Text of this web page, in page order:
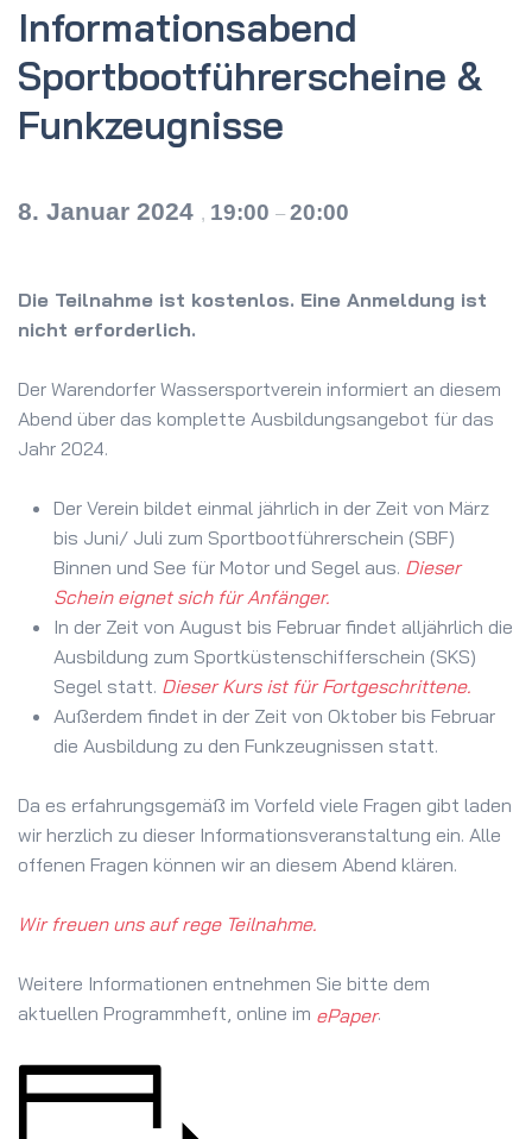
Informations­abend
Sportboot­führerscheine &
Funkzeugnisse
8. Januar 2024 , 19:00 – 20:00
Die Teilnahme ist kostenlos. Eine Anmeldung ist
nicht erforderlich.
Der Warendorfer Wassersportverein informiert an diesem
Abend über das komplette Ausbildungsangebot für das
Jahr 2024.
Der Verein bildet einmal jährlich in der Zeit von März
bis Juni/ Juli zum Sportbootführerschein (SBF)
Binnen und See für Motor und Segel aus. Dieser
Schein eignet sich für Anfänger.
In der Zeit von August bis Februar findet alljährlich die
Ausbildung zum Sportküstenschifferschein (SKS)
Segel statt. Dieser Kurs ist für Fortgeschrittene.
Außerdem findet in der Zeit von Oktober bis Februar
die Ausbildung zu den Funkzeugnissen statt.
Da es erfahrungsgemäß im Vorfeld viele Fragen gibt laden
wir herzlich zu dieser Informationsveranstaltung ein. Alle
offenen Fragen können wir an diesem Abend klären.
Wir freuen uns auf rege Teilnahme.
Weitere Informationen entnehmen Sie bitte dem
aktuellen Programmheft, online im ePaper.